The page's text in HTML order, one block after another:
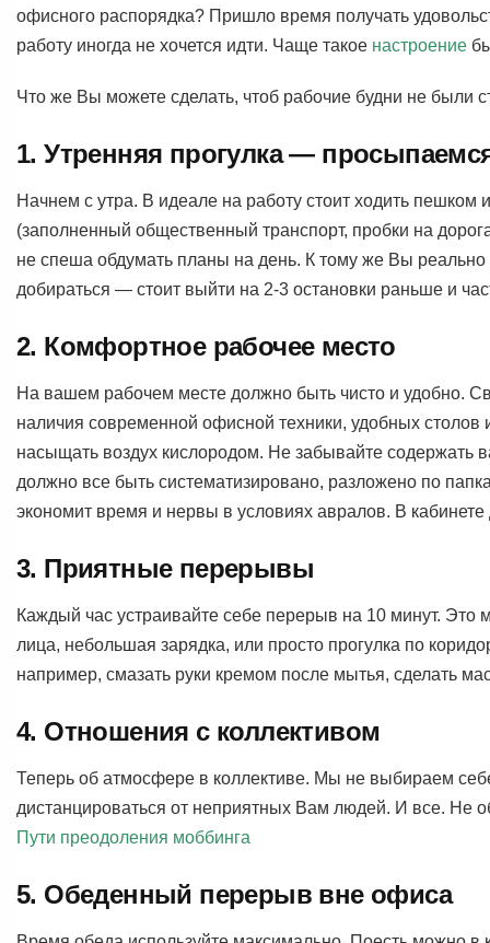
офисного распорядка? Пришло время получать
работу иногда не хочется идти. Чаще такое настроение
Что же Вы можете сделать, чтоб рабочие будни не были
1. Утренняя прогулка —
Начнем с утра. В идеале на работу стоит ходить
(заполненный общественный транспорт, пробки на
не спеша обдумать планы на день. К тому же Вы
добираться — стоит выйти на 2-3 остановки раньше и
2. Комфортное рабочее место
На вашем рабочем месте должно быть чисто и удобно.
наличия современной офисной техники, удобных столов
насыщать воздух кислородом. Не забывайте содержать
должно все быть систематизировано, разложено по
экономит время и нервы в условиях авралов. В
3. Приятные перерывы
Каждый час устраивайте себе перерыв на 10 минут.
лица, небольшая зарядка, или просто прогулка по
например, смазать руки кремом после мытья, сделать
4. Отношения с коллективом
Теперь об атмосфере в коллективе. Мы не выбираем
дистанцироваться от неприятных Вам людей. И все. Не
Пути преодоления моббинга
5. Обеденный перерыв вне офиса